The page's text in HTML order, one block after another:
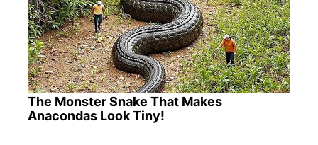
The Monster Snake That Makes
Anacondas Look Tiny!